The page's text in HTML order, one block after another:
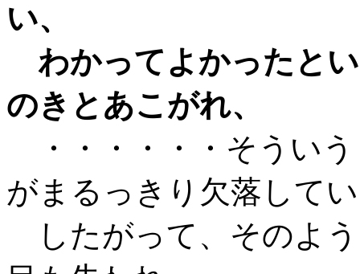
い、
わかってよかったと
のきとあこがれ、
・・・・・・そうい
がまるっきり欠落して
したがって、そのよ